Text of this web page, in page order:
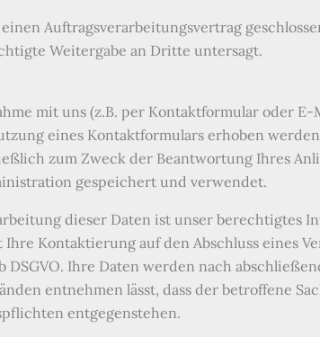
Auftragsverarbeitungsvertrag
Weitergabe an Dritte untersagt.
mit uns (z.B. per Kontaktformular oder
eines Kontaktformulars erhoben
zum Zweck der Beantwortung Ihres
gespeichert und verwendet.
dieser Daten ist unser berechtigtes
Ihre Kontaktierung auf den Abschluss eines
DSGVO. Ihre Daten werden nach
entnehmen lässt, dass der betroffene
entgegenstehen.